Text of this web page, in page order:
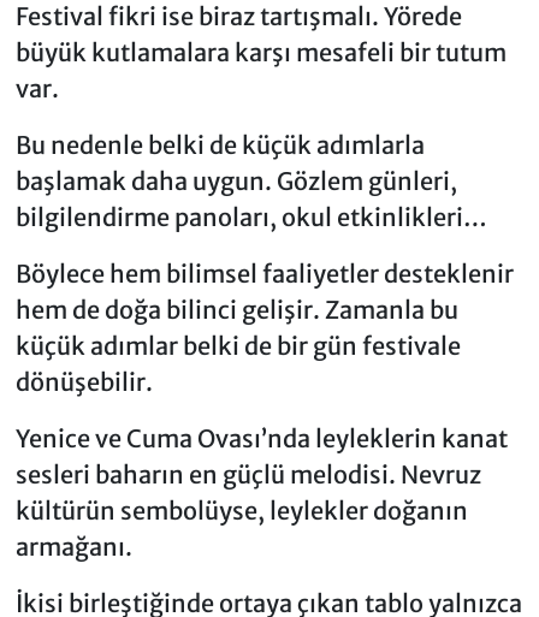
Festival fikri ise biraz tartışmalı. Yörede
büyük kutlamalara karşı mesafeli bir tutum
var.
Bu nedenle belki de küçük adımlarla
başlamak daha uygun. Gözlem günleri,
bilgilendirme panoları, okul etkinlikleri…
Böylece hem bilimsel faaliyetler desteklenir
hem de doğa bilinci gelişir. Zamanla bu
küçük adımlar belki de bir gün festivale
dönüşebilir.
Yenice ve Cuma Ovası’nda leyleklerin kanat
sesleri baharın en güçlü melodisi. Nevruz
kültürün sembolüyse, leylekler doğanın
armağanı.
İkisi birleştiğinde ortaya çıkan tablo yalnızca